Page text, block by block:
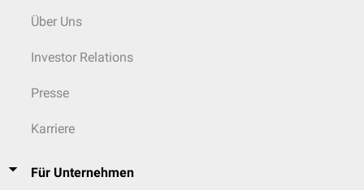
Über Uns
Investor Relations
Presse
Karriere
Für Unternehmen